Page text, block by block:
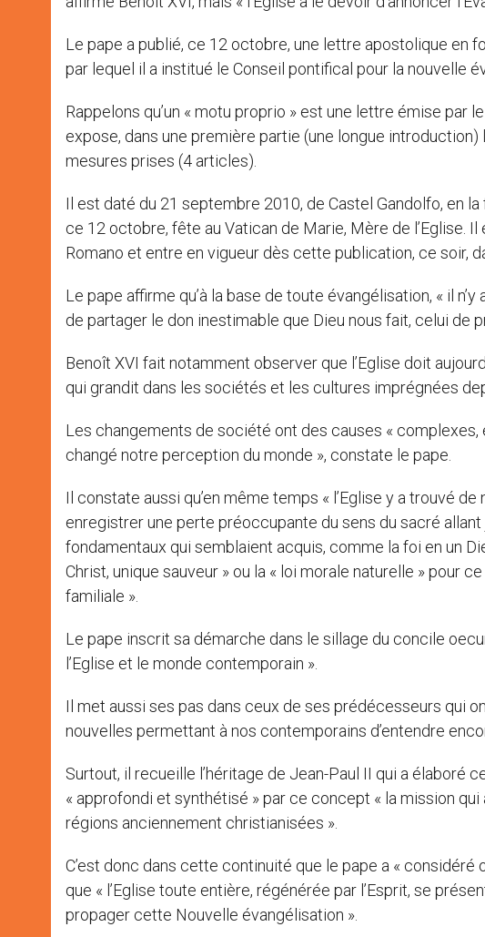
Le pape a publié, ce 12 octobre, une lettre apostolique en
par lequel il a institué le Conseil pontifical pour la nouvelle
Rappelons qu’un « motu proprio » est une lettre émise par
expose, dans une première partie (une longue
mesures prises (4 articles).
Il est daté du 21 septembre 2010, de Castel Gandolfo, en
ce 12 octobre, fête au Vatican de Marie, Mère de l’Eglise.
Romano et entre en vigueur dès cette publication, ce soir,
Le pape affirme qu’à la base de toute évangélisation, « il
de partager le don inestimable que Dieu nous fait, celui de
Benoît XVI fait notamment observer que l’Eglise doit
qui grandit dans les sociétés et les cultures imprégnées
Les changements de société ont des causes «
changé notre perception du monde », constate le pape.
Il constate aussi qu’en même temps « l’Eglise y a trouvé
enregistrer une perte préoccupante du sens du sacré
fondamentaux qui semblaient acquis, comme la foi en un
Christ, unique sauveur » ou la « loi morale naturelle » pour
familiale ».
Le pape inscrit sa démarche dans le sillage du concile
l’Eglise et le monde contemporain ».
Il met aussi ses pas dans ceux de ses prédécesseurs qui
nouvelles permettant à nos contemporains d’entendre
Surtout, il recueille l’héritage de Jean-Paul II qui a élaboré
« approfondi et synthétisé » par ce concept « la mission
régions anciennement christianisées ».
C’est donc dans cette continuité que le pape a « considéré
que « l’Eglise toute entière, régénérée par l’Esprit, se
propager cette Nouvelle évangélisation ».